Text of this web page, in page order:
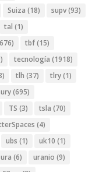
Suiza (18) supv(93)
tal (1)
tbf(15)
tecnología (1918)
tlh (37) tlry(1)
(695)
TS (3) tsla (70)
(4)
ubs (1) uk10 (1)
ura (6) uranio (9)